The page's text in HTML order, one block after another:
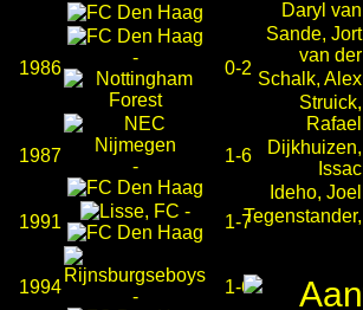
1986
-
0-2
1987
-
1-6
1991
-
1-7
1994 - 1-6
Daryl van
Sande, Jort
van der
Schalk, Alex
Struick,
Rafael
Dijkhuizen,
Issac
Ideho, Joel
Tegenstander,